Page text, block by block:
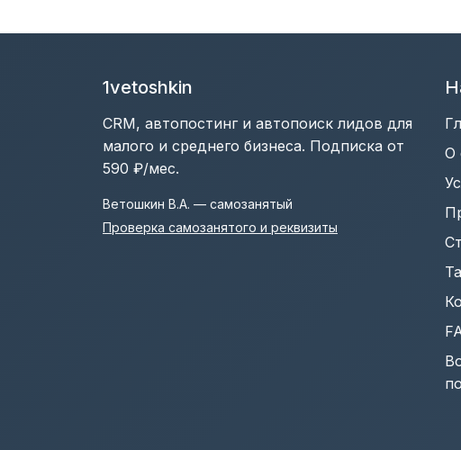
1vetoshkin
CRM, автопостинг и автопоиск лидов для
малого и среднего бизнеса. Подписка от
590 ₽/мес.
Ветошкин В.А. — самозанятый
Проверка самозанятого и реквизиты
О